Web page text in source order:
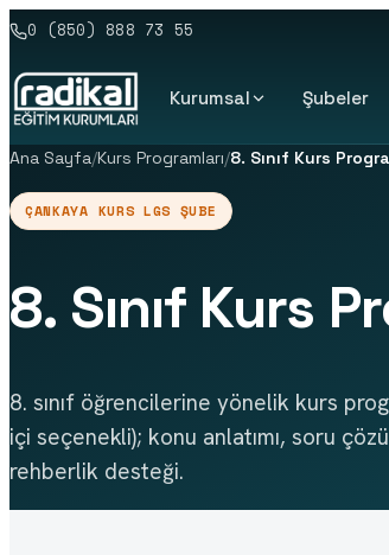
0 (850) 888 73 55
Kurumsal Şubeler
Ana Sayfa/Kurs Programları/8. Sınıf Kurs
ÇANKAYA KURS LGS ŞUBE
8. Sınıf Kurs
8. sınıf öğrencilerine yönelik kurs
içi seçenekli); konu anlatımı, soru
rehberlik desteği.